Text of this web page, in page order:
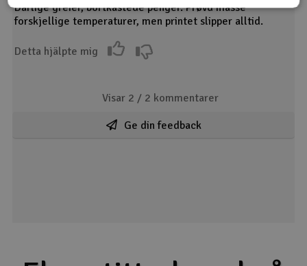
Dårlige greier, bortkastede penger. Prøvd masse
forskjellige temperaturer, men printet slipper alltid.
Detta hjälpte mig
Visar 2 / 2 kommentarer
Ge din feedback